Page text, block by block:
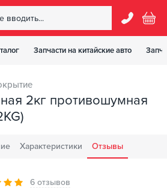
Запчасти на китайские авто
2кг противошумная
Характеристики Отзывы
6 отзывов